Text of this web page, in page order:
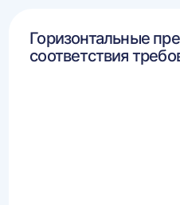
Горизонтальные
соответствия